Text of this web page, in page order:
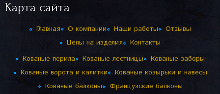
Карта сайта
Главная О компании Наши работы
Отзывы
Цены на изделия
Контакты
Кованые перила
Кованые лестницы
Кованые заборы
Кованые ворота и калитки
Кованые козырьки и навесы
Кованые балконы
Французские балконы